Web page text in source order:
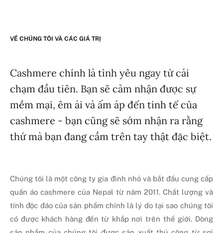
VỀ CHÚNG TÔI VÀ CÁC GIÁ TRỊ
Cashmere chính là tình yêu ngay từ cái
chạm đầu tiên. Bạn sẽ cảm nhận được sự
mềm mại, êm ái và ấm áp đến tinh tế của
cashmere - bạn cũng sẽ sớm nhận ra rằng
thứ mà bạn đang cầm trên tay thật đặc biệt.
Chúng tôi là một công ty gia đình nhỏ và bắt đầu cung cấp
quần áo cashmere của Nepal từ năm 2011. Chất lượng và
tính độc đáo của sản phẩm chính là lý do tại sao chúng tôi
có được khách hàng đến từ khắp nơi trên thế giới. Dòng